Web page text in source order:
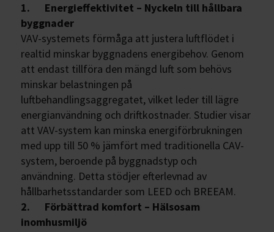
1. Energieffektivitet – Nyckeln till hållbara
byggnader
VAV-systemets förmåga att justera luftflödet i
realtid minskar byggnadens energibehov. Genom
att endast tillföra den mängd luft som behövs
minskar belastningen på
luftbehandlingsaggregatet, vilket leder till lägre
energianvändning och driftkostnader. Studier visar
att VAV-system kan minska energiförbrukningen
med upp till 50 % jämfört med traditionella CAV-
system, beroende på byggnadstyp och
användning. Detta stödjer efterlevnad av
hållbarhetsstandarder som LEED och BREEAM.
2. Förbättrad komfort – Hälsosam
inomhusmiljö